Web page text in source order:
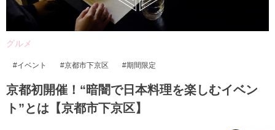
グルメ
イベント 京都市下京区 期間限定
京都初開催！“暗闇で日本料理を楽しむイベン
ト”とは【京都市下京区】